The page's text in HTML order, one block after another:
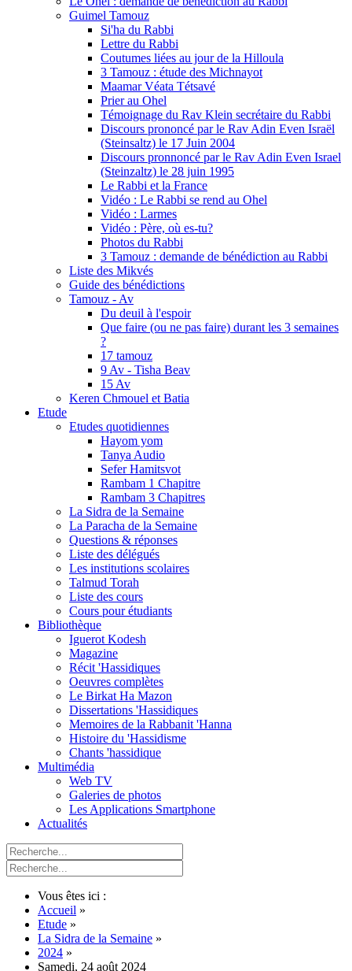
Guimel Tamouz
Si'ha du Rabbi
Lettre du Rabbi
Coutumes liées au jour de la Hilloula
3 Tamouz : étude des Michnayot
Maamar Véata Tétsavé
Prier au Ohel
Témoignage du Rav Klein secrétaire du Rabbi
Discours prononcé par le Rav Adin Even Israël
(Steinsaltz) le 17 Juin 2004
Discours pronnoncé par le Rav Adin Even Israel
(Steinzaltz) le 28 juin 1995
Le Rabbi et la France
Vidéo : Le Rabbi se rend au Ohel
Vidéo : Larmes
Vidéo : Père, où es-tu?
Photos du Rabbi
3 Tamouz : demande de bénédiction au Rabbi
Liste des Mikvés
Guide des bénédictions
Tamouz - Av
Du deuil à l'espoir
Que faire (ou ne pas faire) durant les 3 semaines
?
17 tamouz
9 Av - Tisha Beav
15 Av
Keren Chmouel et Batia
Etude
Etudes quotidiennes
Hayom yom
Tanya Audio
Sefer Hamitsvot
Rambam 1 Chapitre
Rambam 3 Chapitres
La Sidra de la Semaine
La Paracha de la Semaine
Questions & réponses
Liste des délégués
Les institutions scolaires
Talmud Torah
Liste des cours
Cours pour étudiants
Bibliothèque
Iguerot Kodesh
Magazine
Récit 'Hassidiques
Oeuvres complètes
Le Birkat Ha Mazon
Dissertations 'Hassidiques
Memoires de la Rabbanit 'Hanna
Histoire du 'Hassidisme
Chants 'hassidique
Multimédia
Web TV
Galeries de photos
Les Applications Smartphone
Actualités
Vous êtes ici :
Accueil »
Etude »
La Sidra de la Semaine »
2024 »
Samedi, 24 août 2024